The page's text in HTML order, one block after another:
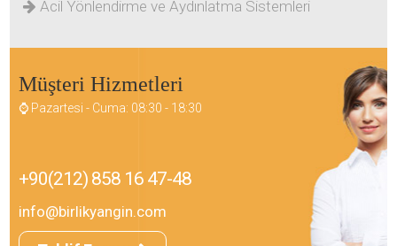
Acil Yönlendirme ve Aydınlatma Sistemleri
Müşteri Hizmetleri
⌚ Pazartesi - Cuma: 08:30 - 18:30
+90(212) 858 16 47-48
info@birlikyangin.com